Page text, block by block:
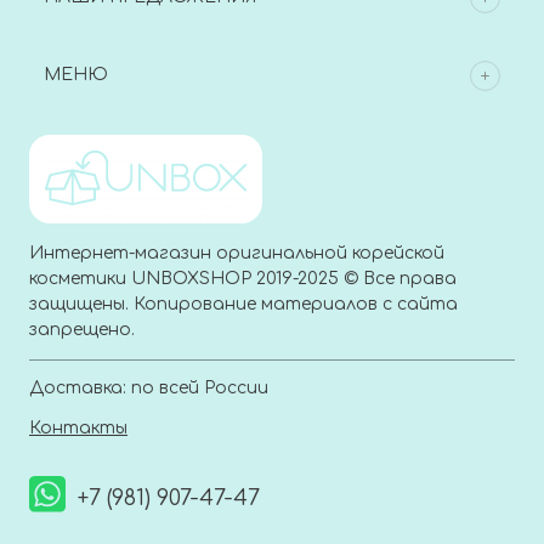
МЕНЮ
Интернет-магазин оригинальной корейской
косметики UNBOXSHOP 2019-2025 © Все права
защищены. Копирование материалов с сайта
запрещено.
Доставка: по всей России
Контакты
+7 (981) 907-47-47